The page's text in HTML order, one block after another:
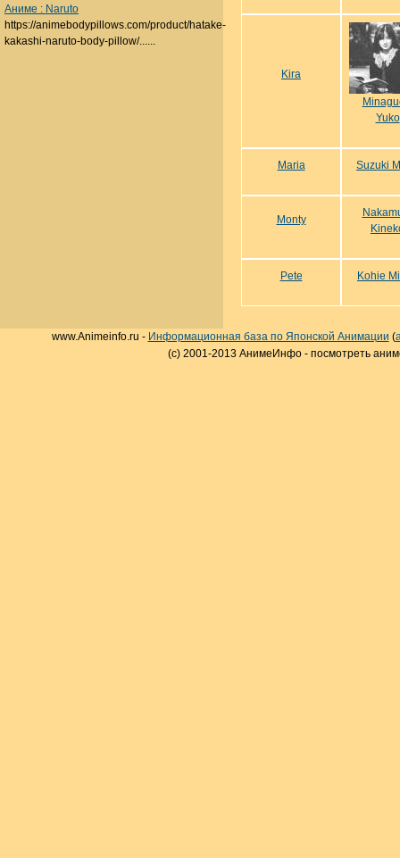
Kira
Yuko
Maria Suzuki
Monty
Pete Kohie
Аниме : Naruto
https://animebodypillows.com/product/hatake-
kakashi-naruto-body-pillow/......
www.Animeinfo.ru - Информационная база по Японской Анимации (
(c) 2001-2013 АнимеИнфо - посмотреть